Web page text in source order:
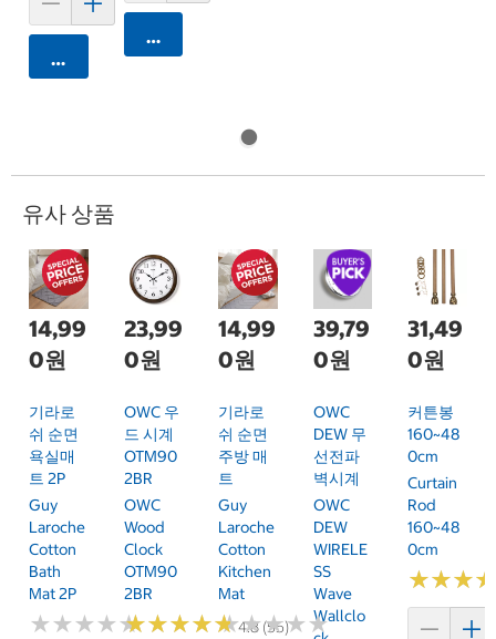
카트에 담기
카트에 담기
유사 상품
14,99
0원
기라로
쉬 순면
욕실매
트 2P
Guy
Laroche
Cotton
Bath
Mat 2P
★★★★★
★★★★★
23,99
0원
OWC 우
드 시계
OTM90
2BR
OWC
Wood
Clock
OTM90
2BR
★★★★★
★★★★★4.8 (55)
14,99
0원
기라로
쉬 순면
주방 매
트
Guy
Laroche
Cotton
Kitchen
Mat
★★★★★
★★★★★
39,79
0원
OWC
DEW 무
선전파
벽시계
OWC
DEW
WIRELE
SS
Wave
Wallclo
31,49
0원
커튼봉
160~48
0cm
Curtain
Rod
160~48
0cm
★★★
★★★